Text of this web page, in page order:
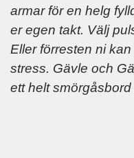
armar för en helg
er egen takt. Välj
Eller förresten ni
stress. Gävle och
ett helt